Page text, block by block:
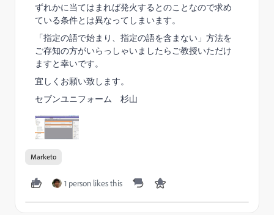
ずれかに当てはまれば発火するとのことなので求め
ている条件とは異なってしまいます。
「指定の語で始まり、指定の語を含まない」 方法を
ご存知の方がいらっしゃいましたらご教授いただけ
ますと幸いです。
宜しくお願い致します。
セブンユニフォーム 杉山
Marketo
1 person likes this